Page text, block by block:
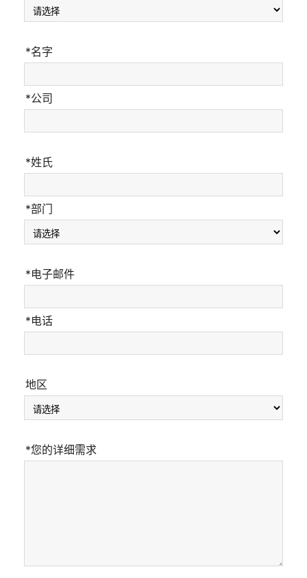
*名字
*公司
*姓氏
*部门
*电子邮件
*电话
地区
*您的详细需求